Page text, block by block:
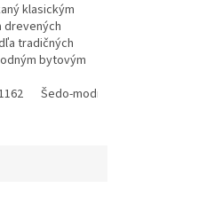
Modrá 0561
klasickým
drevených
tradičných
bytovým
ho využiť v
Šedo-modrá 1566